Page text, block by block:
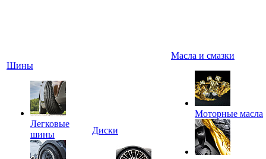
Шины
Легковые
шины
Диски
Масла и смазки
Моторные масла